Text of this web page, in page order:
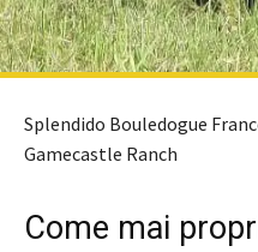
Splendido Bouledogue
Gamecastle Ranch
Come mai